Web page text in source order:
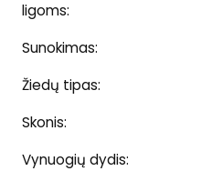
ligoms:
Sunokimas:
Žiedų tipas:
Skonis:
Vynuogių dydis: